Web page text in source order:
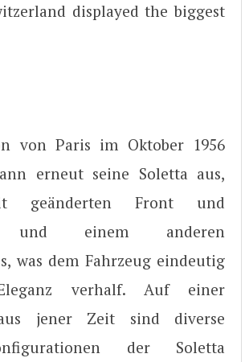
displayed the biggest
von Paris im Oktober 1956
erneut seine Soletta aus,
geänderten Front und
und einem anderen
was dem Fahrzeug eindeutig
verhalf. Auf einer
jener Zeit sind diverse
der Soletta